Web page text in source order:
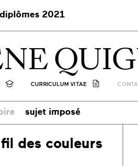
2021
CURRICULUM VITAE
sujet imposé
des couleurs